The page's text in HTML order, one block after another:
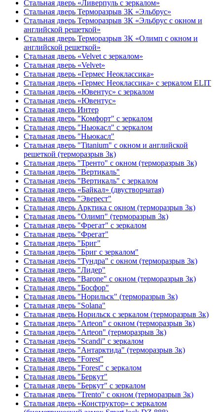
Стальная дверь «Ливерпуль с зеркалом»
Стальная дверь Терморазрыв 3К «Эльбрус»
Стальная дверь Терморазрыв 3К «Эльбрус с окном и
английской решеткой»
Стальная дверь Терморазрыв 3К «Олимп с окном и
английской решеткой»
Стальная дверь «Velvet с зеркалом»
Стальная дверь «Velvet»
Стальная дверь «Гермес Неоклассика»
Стальная дверь «Гермес Неоклассика» с зеркалом ELIT
Стальная дверь «Ювентус» с зеркалом
Стальная дверь «Ювентус»
Стальная дверь Интер
Стальная дверь "Комфорт" с зеркалом
Стальная дверь "Ньюкасл" с зеркалом
Стальная дверь "Ньюкасл"
Стальная дверь "Titanium" с окном и английской
решеткой (терморазрыв 3к)
Стальная дверь "Тренто" с окном (терморазрыв 3к)
Стальная дверь "Вертикаль"
Стальная дверь "Вертикаль" с зеркалом
Стальная дверь «Байкал» (двустворчатая)
Стальная дверь "Эверест"
Стальная дверь Арктика с окном (терморазрыв 3к)
Стальная дверь "Олимп" (терморазрыв 3к)
Стальная дверь "Фрегат" с зеркалом
Стальная дверь "Фрегат"
Стальная дверь "Бриг"
Стальная дверь "Бриг с зеркалом"
Стальная дверь "Тундра" с окном (терморазрыв 3к)
Стальная дверь "Лидер"
Стальная дверь "Barone" с окном (терморазрыв 3к)
Стальная дверь "Босфор"
Стальная дверь "Норильск" (терморазрыв 3к)
Стальная дверь "Solana"
Стальная дверь Норильск с зеркалом (терморазрыв 3к)
Стальная дверь "Arteon" с окном (терморазрыв 3к)
Стальная дверь "Arteon" (терморазрыв 3к)
Стальная дверь "Scandi" с зеркалом
Стальная дверь "Антарктида" (терморазрыв 3к)
Стальная дверь "Forest"
Стальная дверь "Forest" с зеркалом
Стальная дверь "Беркут"
Стальная дверь "Беркут" с зеркалом
Стальная дверь "Trento" с окном (терморазрыв 3к)
Стальная дверь «Конструктор» с зеркалом